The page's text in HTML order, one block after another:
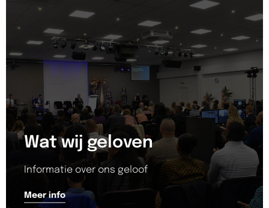
Wat wij geloven
Informatie over ons geloof
Meer info